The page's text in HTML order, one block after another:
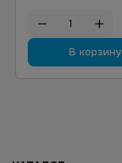
В корзину